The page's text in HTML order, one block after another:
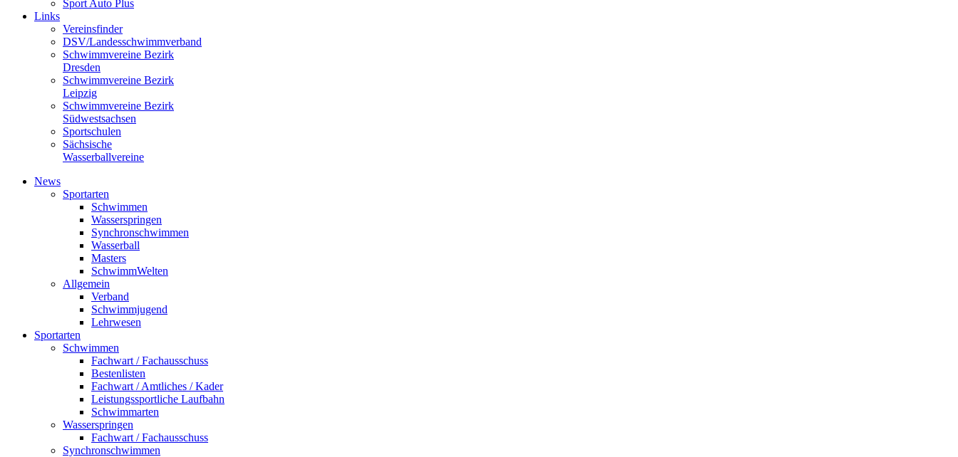
Sport Auto Plus
Links
Vereinsfinder
DSV/Landesschwimmverband
Schwimmvereine Bezirk
Dresden
Schwimmvereine Bezirk
Leipzig
Schwimmvereine Bezirk
Südwestsachsen
Sportschulen
Sächsische
Wasserballvereine
News
Sportarten
Schwimmen
Wasserspringen
Synchronschwimmen
Wasserball
Masters
SchwimmWelten
Allgemein
Verband
Schwimmjugend
Lehrwesen
Sportarten
Schwimmen
Fachwart / Fachausschuss
Bestenlisten
Fachwart / Amtliches / Kader
Leistungssportliche Laufbahn
Schwimmarten
Wasserspringen
Fachwart / Fachausschuss
Synchronschwimmen